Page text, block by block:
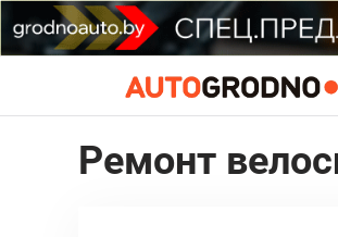
Ремонт